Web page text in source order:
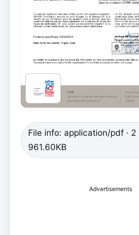
File info: application/pdf · 2
961.60KB
Advertisements